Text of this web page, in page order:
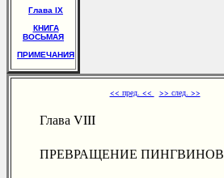
Глава IX
КНИГА
ВОСЬМАЯ
ПРИМЕЧАНИЯ
<< пред. << >> след. >>
Глава VIII
ПРЕВРАЩЕНИЕ ПИНГВИНОВ